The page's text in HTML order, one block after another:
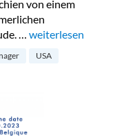
von einem
… „New York mit
weiterlesen
USA